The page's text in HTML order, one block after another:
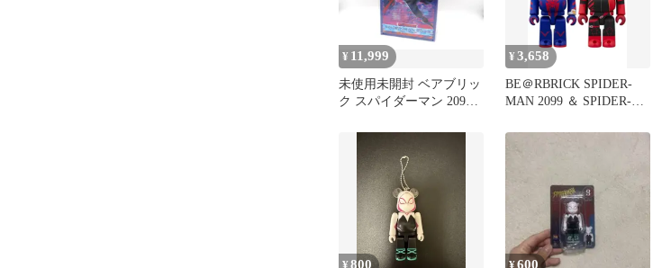
¥ 11,999
未使用未開封 ベアブリッ
ク スパイダーマン 2099
Spiderman 管ME114
¥3,658
BE＠RBRICK SPIDER-
MAN 2099 ＆ SPIDER-
¥800 ¥600